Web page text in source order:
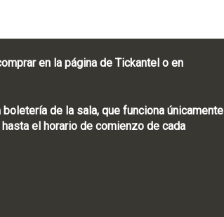
en la página de Tickantel o en
de la sala, que funciona únicamente
el horario de comienzo de cada
2] 1950-8565